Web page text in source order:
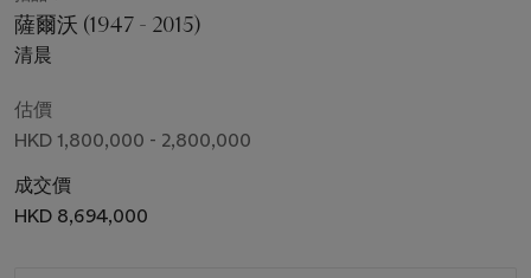
薩爾沃 (1947 - 2015)
清晨
估價
HKD 1,800,000 - 2,800,000
成交價
HKD 8,694,000